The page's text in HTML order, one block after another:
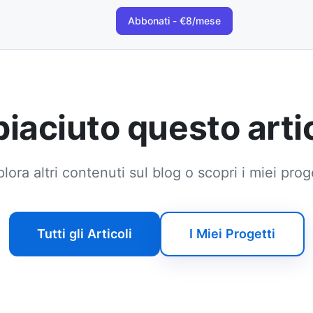
Abbonati - €8/mese
questo
altri contenuti sul blog o scopri i miei
Tutti gli Articoli I Miei Progetti